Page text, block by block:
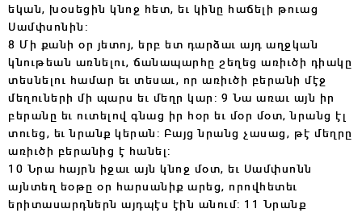
եկան, խօսեցին կնոջ հետ, եւ կինը հաճելի թուաց
Սամփսոնին:
8 Մի քանի օր յետոյ, երբ ետ դարձաւ այդ աղջկան
կնութեան առնելու, ճանապարհը շեղեց առիւծի դիակը
տեսնելու համար եւ տեսաւ, որ առիւծի բերանի մէջ
մեղուների մի պարս եւ մեղր կար: 9 Նա առաւ այն իր
բերանը եւ ուտելով գնաց իր հօր եւ մօր մօտ, նրանց էլ
տուեց, եւ նրանք կերան: Բայց նրանց չասաց, թէ մեղրը
առիւծի բերանից է հանել:
10 Նրա հայրն իջաւ այն կնոջ մօտ, եւ Սամփսոնն
այնտեղ եօթը օր հարսանիք արեց, որովհետեւ
երիտասարդներն այդպէս էին անում: 11 Նրանք